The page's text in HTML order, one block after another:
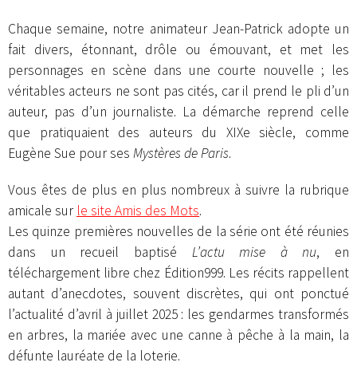
Chaque semaine, notre animateur Jean-Patrick adopte un
fait divers, étonnant, drôle ou émouvant, et met les
personnages en scène dans une courte nouvelle ; les
véritables acteurs ne sont pas cités, car il prend le pli d’un
auteur, pas d’un journaliste. La démarche reprend celle
que pratiquaient des auteurs du XIXe siècle, comme
Eugène Sue pour ses Mystères de Paris.
Vous êtes de plus en plus nombreux à suivre la rubrique
amicale sur le site Amis des Mots.
Les quinze premières nouvelles de la série ont été réunies
dans un recueil baptisé L’actu mise à nu, en
téléchargement libre chez Édition999. Les récits rappellent
autant d’anecdotes, souvent discrètes, qui ont ponctué
l’actualité d’avril à juillet 2025 : les gendarmes transformés
en arbres, la mariée avec une canne à pêche à la main, la
défunte lauréate de la loterie.